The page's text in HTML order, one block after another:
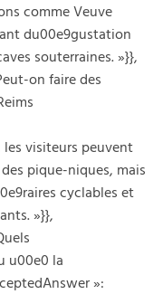
comme Veuve
du00e9gustation
souterraines. »}},
on faire des
les visiteurs peuvent
pique-niques, mais
cyclables et
»}},
u00e0 la
»: